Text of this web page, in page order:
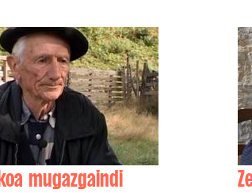
mugazgaindi